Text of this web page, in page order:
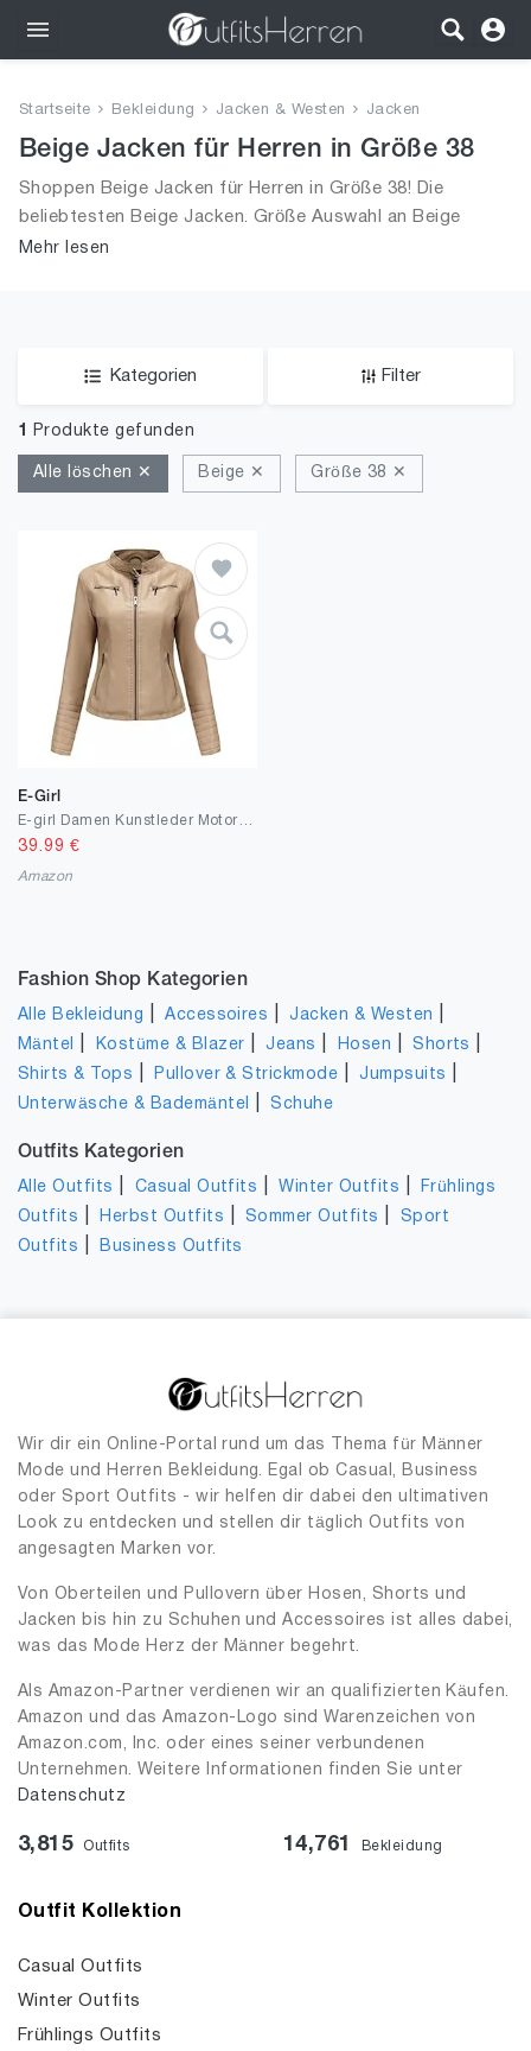
Bekleidung
Wäsche
Schuhe
Startseite Bekleidung Jacken & Westen Jacken
Beige Jacken für Herren in Größe 38
Shoppen Beige Jacken für Herren in Größe 38! Die
beliebtesten Beige Jacken. Größe Auswahl an Beige
Jacken in Größe 38 und alle Trends aus 2026 für Männer!
Mehr lesen
Kategorien Filter
1 Produkte gefunden
Alle löschen ✕ Beige ✕ Größe 38 ✕
E-Girl
E-girl Damen Kunstleder Motorrad Jacke Lederjacke Schlank Reißverschluss Stehkragen Kurz Mantel,PN788
39.99 €
Amazon
Fashion Shop Kategorien
Alle Bekleidung |Accessoires |Jacken & Westen
Mäntel Kostüme & Blazer |Jeans Hosen |Shorts
Shirts & Tops Pullover & Strickmode |Jumpsuits
Unterwäsche & Bademäntel |Schuhe
Outfits Kategorien
Alle Outfits Casual Outfits |Winter Outfits
Frühlings
Outfits
Herbst Outfits Sommer Outfits
Sport
Outfits
Business Outfits
Wir dir ein Online-Portal rund um das Thema für Männer
Mode und Herren Bekleidung. Egal ob Casual, Business
oder Sport Outfits - wir helfen dir dabei den ultimativen
Look zu entdecken und stellen dir täglich Outfits von
angesagten Marken vor.
Von Oberteilen und Pullovern über Hosen, Shorts und
Jacken bis hin zu Schuhen und Accessoires ist alles dabei,
was das Mode Herz der Männer begehrt.
Als Amazon-Partner verdienen wir an qualifizierten Käufen.
Amazon und das Amazon-Logo sind Warenzeichen von
Amazon.com, Inc. oder eines seiner verbundenen
Unternehmen. Weitere Informationen finden Sie unter
Datenschutz
3,815 Outfits 14,761 Bekleidung
Outfit Kollektion
Casual Outfits
Winter Outfits
Frühlings Outfits